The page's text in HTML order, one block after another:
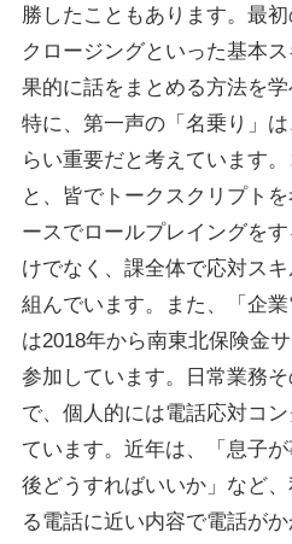
勝したこともあります。最初
クロージングといった基本
果的に話をまとめる方法を学
特に、第一声の「名乗り」
らい重要だと考えています
と、皆でトークスクリプト
ースでロールプレイングを
けでなく、課全体で応対ス
組んでいます。また、「企
は2018年から南東北保険金
参加しています。日常業務
で、個人的には電話応対コ
ています。近年は、「息子
後どうすればいいか」など
る電話に近い内容で電話が